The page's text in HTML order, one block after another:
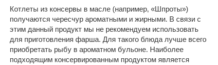
Котлеты из консервы в масле (например, «Шпроты»)
получаются чересчур ароматными и жирными. В связи с
этим данный продукт мы не рекомендуем использовать
для приготовления фарша. Для такого блюда лучше всего
приобретать рыбу в ароматном бульоне. Наиболее
подходящим консервированным продуктом является